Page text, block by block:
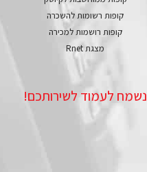
קופות רשומות להשכרה
קופות רושמות למכירה
מצגת Rnet
נשמח לעמוד לשירותכם!